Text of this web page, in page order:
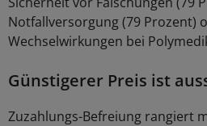
Notfallversorgung (79 Prozent)
Wechselwirkungen bei
Günstigerer Preis ist
Zuzahlungs-Befreiung rangiert